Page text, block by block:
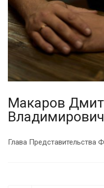
Макаров
Владимирович
Глава Представительства